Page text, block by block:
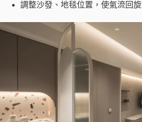
調整沙發、地毯位置，使氣流回旋